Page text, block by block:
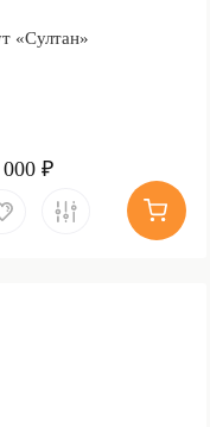
«Султан»
₽